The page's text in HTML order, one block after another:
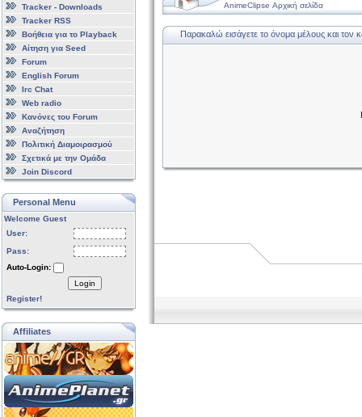
Tracker - Downloads
Tracker RSS
Βοήθεια για το Playback
Αίτηση για Seed
Forum
English Forum
Irc Chat
Web radio
Κανόνες του Forum
Αναζήτηση
Πολιτική Διαμοιρασμού
Σχετικά με την Ομάδα
Join Discord
Personal Menu
Welcome Guest
User:
Pass:
Auto-Login:
Login
Register!
Affiliates
AnimeClipse Αρχική σελίδα
Παρακαλώ εισάγετε το όνομα μέλους και τον